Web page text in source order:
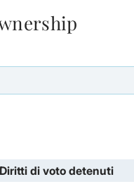
di voto detenuti